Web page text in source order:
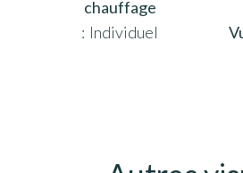
chauffage
Individuel